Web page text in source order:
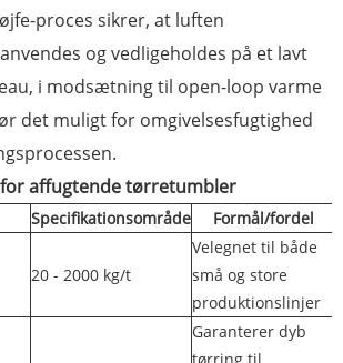
proces sikrer, at luften
og vedligeholdes på et lavt
i modsætning til open-loop varme
det muligt for omgivelsesfugtighed
affugtende tørretumbler
Specifikationsområde Formål/fordel
20 - 2000 kg/t
Velegnet til både
små og store
produktionslinjer
Garanterer dyb